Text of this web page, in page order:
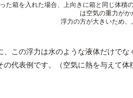
た箱を入れた場合、上向きに箱と同じ体積
は空気の重力がか
浮力の方が大きいため、
、この浮力は水のような液体だけで
の代表例です。（空気に熱を与えて